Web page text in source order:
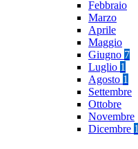
Febbraio
Marzo
Aprile
Maggio
Giugno 7
Luglio 1
Agosto 1
Settembre
Ottobre
Novembre
Dicembre 1